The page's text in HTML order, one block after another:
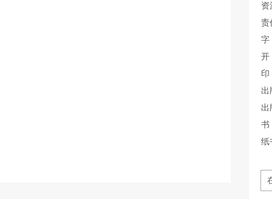
资
责
出
出
纸